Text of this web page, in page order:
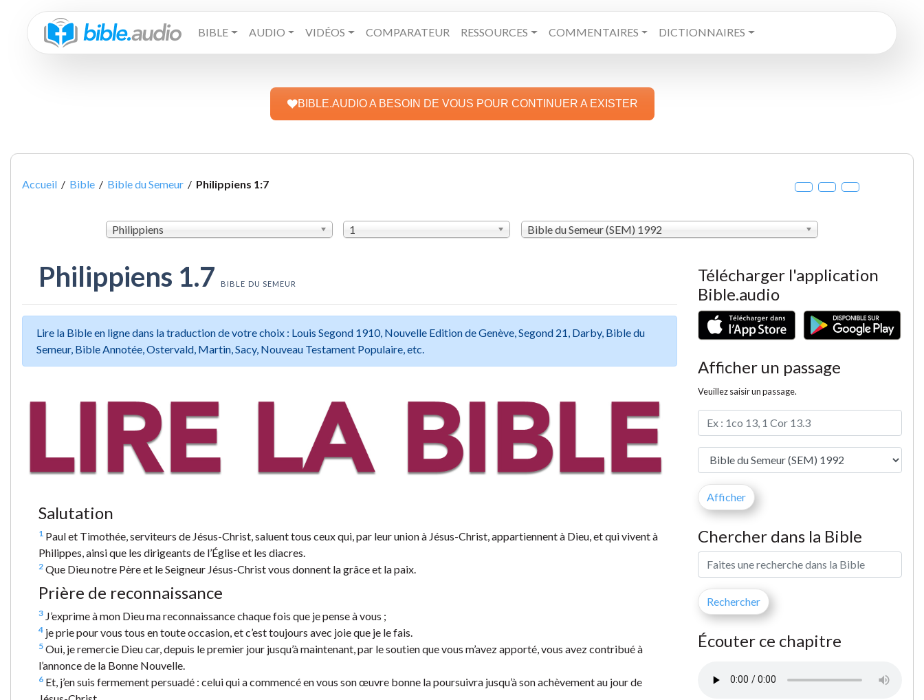
BIBLE AUDIO VIDÉOS COMPARATEUR RESSOURCES COMMENTAIRES DICTIONNAIRES
BIBLE.AUDIO A BESOIN DE VOUS POUR CONTINUER A EXISTER
Accueil / Bible / Bible du Semeur / Philippiens 1:7
Philippiens 1 Bible du Semeur (SEM) 1992
Philippiens 1.7 BIBLE DU SEMEUR
Lire la Bible en ligne dans la traduction de votre choix : Louis Segond 1910, Nouvelle Edition de Genève, Segond 21, Darby, Bible du
Semeur, Bible Annotée, Ostervald, Martin, Sacy, Nouveau Testament Populaire, etc.
Salutation
1 Paul et Timothée, serviteurs de Jésus-Christ, saluent tous ceux qui, par leur union à Jésus-Christ, appartiennent à Dieu, et qui vivent à
Philippes, ainsi que les dirigeants de l’Église et les diacres.
2 Que Dieu notre Père et le Seigneur Jésus-Christ vous donnent la grâce et la paix.
Prière de reconnaissance
3 J’exprime à mon Dieu ma reconnaissance chaque fois que je pense à vous ;
4 je prie pour vous tous en toute occasion, et c’est toujours avec joie que je le fais.
5 Oui, je remercie Dieu car, depuis le premier jour jusqu’à maintenant, par le soutien que vous m’avez apporté, vous avez contribué à
l’annonce de la Bonne Nouvelle.
6 Et, j’en suis fermement persuadé : celui qui a commencé en vous son œuvre bonne la poursuivra jusqu’à son achèvement au jour de
Télécharger l'application
Bible.audio
Afficher un passage
Veuillez saisir un passage.
Chercher dans la Bible
Écouter ce chapitre